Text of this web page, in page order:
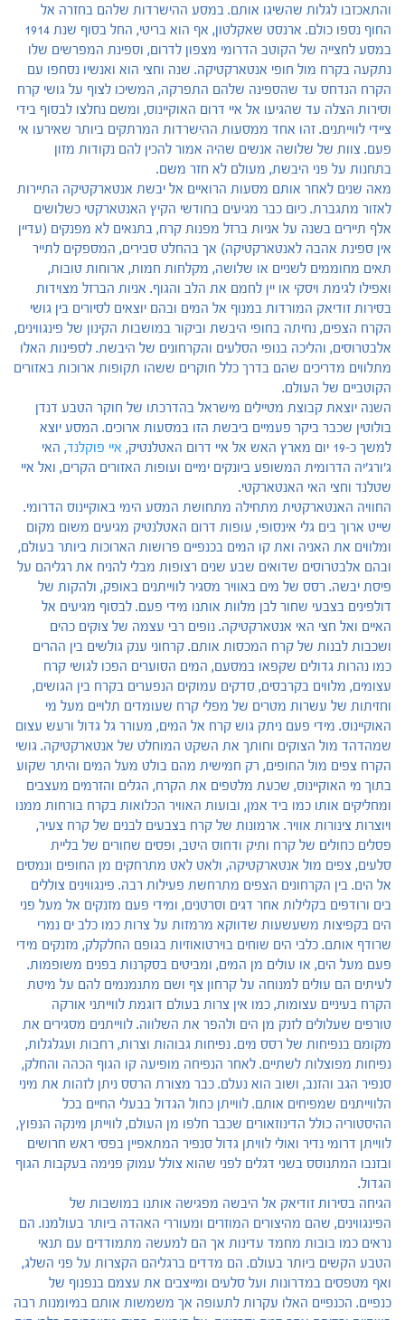
והתאכזבו לגלות שהשיגו אותם. במסע ההישרדות שלהם בחזרה אל
החוף נספו כולם. ארנסט שאקלטון, אף הוא בריטי, החל בסוף שנת 1914
במסע לחצייה של הקוטב הדרומי מצפון לדרום, וספינת המפרשים שלו
נתקעה בקרח מול חופי אנטארקטיקה. שנה וחצי הוא ואנשיו נסחפו עם
הקרח הנדחס עד שהספינה שלהם התפרקה, המשיכו לצוף על גושי קרח
וסירות הצלה עד שהגיעו אל איי דרום האוקיינוס, ומשם נחלצו לבסוף בידי
ציידי לווייתנים. זהו אחד ממסעות ההישרדות המרתקים ביותר שאירעו אי
פעם. צוות של שלושה אנשים שהיה אמור להכין להם נקודות מזון
בתחנות על פני היבשת, מעולם לא חזר משם.
מאה שנים לאחר אותם מסעות הרואיים אל יבשת אנטארקטיקה התיירות
לאזור מתגברת. כיום כבר מגיעים בחודשי הקיץ האנטארקטי כשלושים
אלף תיירים בשנה על אניות ברזל מפנות קרח, בתנאים לא מפנקים (עדיין
אין ספינת אהבה לאנטארקטיקה) אך בהחלט סבירים, המספקים לתייר
תאים מחוממים לשניים או שלושה, מקלחות חמות, ארוחות טובות,
ואפילו לגימת ויסקי או יין לחמם את הלב והגוף. אניות הברזל מצוידות
בסירות זודיאק המורדות במנוף אל המים ובהם יוצאים לסיורים בין גושי
הקרח הצפים, נחיתה בחופי היבשת וביקור במושבות הקינון של פינגווינים,
אלבטרוסים, והליכה בנופי הסלעים והקרחונים של היבשת. לספינות האלו
מתלווים מדריכים שהם בדרך כלל חוקרים ששהו תקופות ארוכות באזורים
הקוטביים של העולם.
השנה יוצאת קבוצת מטיילים מישראל בהדרכתו של חוקר הטבע דנדן
בולוטין שכבר ביקר פעמיים ביבשת הזו במסעות ארוכים. המסע יוצא
למשך כ-19 יום מארץ האש אל איי דרום האטלנטיק,
איי פוקלנד, האי
ג'ורג'יה הדרומית המשופע ביונקים ימיים ועופות האזורים הקרים, ואל איי
שטלנד וחצי האי האנטארקטי.
החוויה האנטארקטית מתחילה מתחושת המסע הימי באוקיינוס הדרומי.
שייט ארוך בים גלי אינסופי, עופות דרום האטלנטיק מגיעים משום מקום
ומלווים את האניה ואת קו המים בכנפיים פרושות הארוכות ביותר בעולם,
ובהם אלבטרוסים שדואים שבע שנים רצופות מבלי להניח את רגליהם על
פיסת יבשה. רסס של מים באוויר מסגיר לווייתנים באופק, ולהקות של
דולפינים בצבעי שחור לבן מלוות אותנו מידי פעם. לבסוף מגיעים אל
האיים ואל חצי האי אנטארקטיקה. נופים רבי עצמה של צוקים כהים
ושכבות לבנות של קרח המכסות אותם. קרחוני ענק גולשים בין ההרים
כמו נהרות גדולים שקפאו במסעם, המים הסוערים הפכו לגושי קרח
עצומים, מלווים בקרבסים, סדקים עמוקים הנפערים בקרח בין הגושים,
וחזיתות של עשרות מטרים של מפלי קרח שעומדים תלויים מעל מי
האוקיינוס. מידי פעם ניתק גוש קרח אל המים, מעורר גל גדול ורעש עצום
שמהדהד מול הצוקים וחותך את השקט המוחלט של אנטארקטיקה. גושי
הקרח צפים מול החופים, רק חמישית מהם בולט מעל המים והיתר שקוע
בתוך מי האוקיינוס, שכעת מלטפים את הקרח, הגלים והזרמים מעצבים
ומחליקים אותו כמו ביד אמן, ובועות האוויר הכלואות בקרח בורחות ממנו
ויוצרות צינורות אוויר. ארמונות של קרח בצבעים לבנים של קרח צעיר,
פסלים כחולים של קרח ותיק ודחוס היטב, ופסים שחורים של בליית
סלעים, צפים מול אנטארקטיקה, ולאט לאט מתרחקים מן החופים ונמסים
אל הים. בין הקרחונים הצפים מתרחשת פעילות רבה. פינגווינים צוללים
בים ורודפים בקלילות אחר דגים וסרטנים, ומידי פעם מזנקים אל מעל פני
הים בקפיצות משעשעות שדווקא מרמזות על צרות כמו כלב ים נמרי
שרודף אותם. כלבי הים שוחים בוירטואוזיות בגופם החלקלק, מזנקים מידי
פעם מעל הים, או עולים מן המים, ומביטים בסקרנות בפנים משופמות.
לעיתים הם עולים למנוחה על קרחון צף ושם מתנמנמים להם על מיטת
הקרח בעיניים עצומות, כמו אין צרות בעולם דוגמת לווייתני אורקה
טורפים שעלולים לזנק מן הים ולהפר את השלווה. לווייתנים מסגירים את
מקומם בנפיחות של רסס מים. נפיחות גבוהות וצרות, רחבות ועגלגלות,
נפיחות מפוצלות לשתיים. לאחר הנפיחה מופיעה קו הגוף הכהה והחלק,
סנפיר הגב והזנב, ושוב הוא נעלם. כבר מצורת הרסס ניתן לזהות את מיני
הלווייתנים שמפיחים אותם. לווייתן כחול הגדול בבעלי החיים בכל
ההיסטוריה כולל הדינוזאורים שכבר חלפו מן העולם, לווייתן מינקה הנפוץ,
לווייתן דרומי נדיר ואולי לוויתן גדול סנפיר המתאפיין בפסי ראש חרושים
ובזנבו המתנוסס בשני דגלים לפני שהוא צולל עמוק פנימה בעקבות הגוף
הגדול.
הגיחה בסירות זודיאק אל היבשה מפגישה אותנו במושבות של
הפינגווינים, שהם מהיצורים המוזרים ומעוררי האהדה ביותר בעולמנו. הם
נראים כמו בובות מחמד עדינות אך הם למעשה מתמודדים עם תנאי
הטבע הקשים ביותר בעולם. הם מדדים ברגליהם הקצרות על פני השלג,
ואף מטפסים במדרונות ועל סלעים ומייצבים את עצמם בנפנוף של
כנפיים. הכנפיים האלו עקרות לתעופה אך משמשות אותם במיומנות רבה